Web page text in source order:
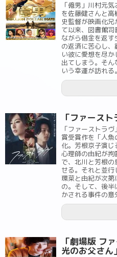
「億男」川村元
を佐藤健さんと
史監督が映画化
て以来、図書館
ながら借金を返
の返済に苦心し
い彼に愛想を尽
出てしまう。そ
いう幸運が訪れる
「ファースト
「ファーストラ
賞受賞作を「人
化。芳根京子演
心理師の由紀が拘
で、北川と芳根
せる。それと並行
環菜と由紀が次第
の。そして、後
かされる事件の
「劇場版 フ
光のお父さん